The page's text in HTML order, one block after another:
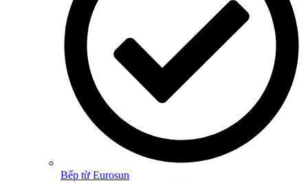
Bếp từ Eurosun